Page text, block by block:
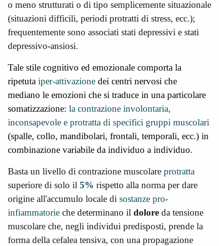
o meno strutturati o di tipo semplicemente situazionale
(situazioni difficili, periodi protratti di stress, ecc.);
frequentemente sono associati stati depressivi e stati
depressivo-ansiosi.
Tale stile cognitivo ed emozionale comporta la
ripetuta iper-attivazione dei centri nervosi che
mediano le emozioni che si traduce in una particolare
somatizzazione: la contrazione involontaria,
inconsapevole e protratta di specifici gruppi muscolari
(spalle, collo, mandibolari, frontali, temporali, ecc.) in
combinazione variabile da individuo a individuo.
Basta un livello di contrazione muscolare protratta
superiore di solo il 5% rispetto alla norma per dare
origine all'accumulo locale di sostanze pro-
infiammatorie che determinano il dolore da tensione
muscolare che, negli individui predisposti, prende la
forma della cefalea tensiva, con una propagazione